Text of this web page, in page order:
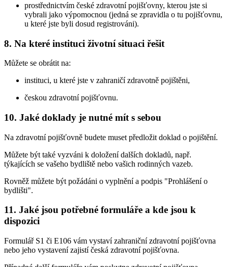
prostřednictvím české zdravotní pojišťovny, kterou jste si
vybrali jako výpomocnou (jedná se zpravidla o tu pojišťovnu,
u které jste byli dosud registrováni).
8. Na které instituci životní situaci řešit
Můžete se obrátit na:
instituci, u které jste v zahraničí zdravotně pojištěni,
českou zdravotní pojišťovnu.
10. Jaké doklady je nutné mít s sebou
Na zdravotní pojišťovně budete muset předložit doklad o pojištění.
Můžete být také vyzváni k doložení dalších dokladů, např.
týkajících se vašeho bydliště nebo vašich rodinných vazeb.
Rovněž můžete být požádáni o vyplnění a podpis "Prohlášení o
bydlišti".
11. Jaké jsou potřebné formuláře a kde jsou k
dispozici
Formulář S1 či E106 vám vystaví zahraniční zdravotní pojišťovna
nebo jeho vystavení zajistí česká zdravotní pojišťovna.